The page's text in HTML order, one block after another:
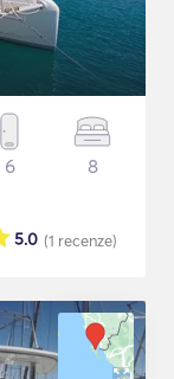
6 8
(1 recenze)
5.0